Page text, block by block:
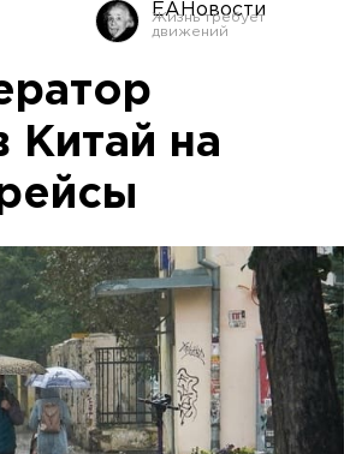
ЕАНовости
Китай на